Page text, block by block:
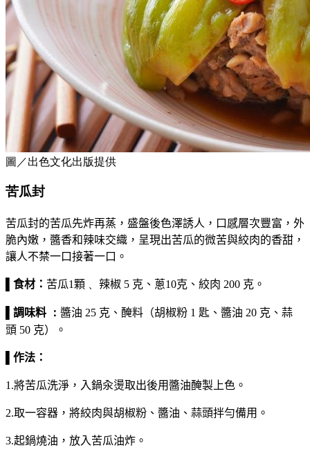
圖／出色文化出版提供
苦瓜封
苦瓜封的苦瓜先炸再蒸，盛盤後色澤誘人，口感層次豐富，外
脆內嫩，醬香和辣味交織，呈現出苦瓜的微苦與絞肉的香甜，
讓人不禁一口接著一口。
▌食材： 苦瓜1顆 辣椒 5 克、 蔥10克、 絞肉 200 克 。
▌調味料 ： 醬油 25 克、 醃料（胡椒粉 1 匙、 醬油 20 克、 蒜
頭 50 克） 。
▌作法：
1.將苦瓜洗淨，入鍋汆燙取出後用醬油醃製上色。
2.取一容器，將絞肉與胡椒粉、醬油、蒜頭拌勻備用。
3.起鍋燒油，放入苦瓜油炸。